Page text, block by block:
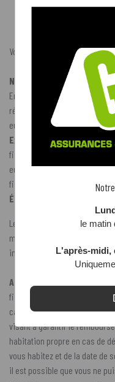
Vous devez déclarer le régime
Ne tombez pas dans le
En effet, vous serez
régime fiscal et versez un
euros.
Exemple :
si vous versez
fiscal de 25 % et récupérez
euros que rapporte un
fiscal avec un avantage fiscal
Épargne à long terme
Le montant de l'avantage
montant maximal de 2.350
individuel et dépend de vos
Attention :
fiscal que celui qui
capital, des intérêts et des
visant à garantir le
habitation propre en cas de
vous habitez et de la date de
il est possible que vous ne
le matin
L'après-midi,